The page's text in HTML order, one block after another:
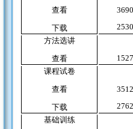
查看
下载
方法选讲
查看
课程试卷
查看
下载
基础训练